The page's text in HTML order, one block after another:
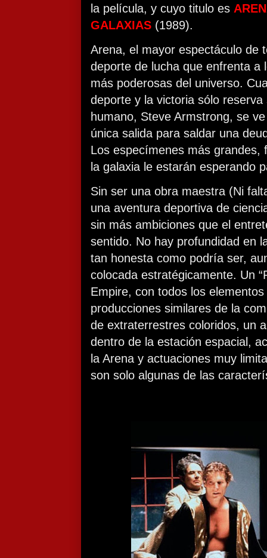
la película, y cuyo titulo es
GALAXIAS (1989).
Arena, el mayor espectáculo de
deporte de lucha que enfrenta a
más poderosas del universo.
deporte y la victoria sólo
humano, Steve Armstrong, se
única salida para saldar una
Los especímenes más grandes,
la galaxia le estarán esperando
Sin ser una obra maestra (Ni
una aventura deportiva de
sin más ambiciones que el
sentido. No hay profundidad en
tan honesta como podría ser,
colocada estratégicamente. Un
Empire, con todos los
producciones similares de la
de extraterrestres coloridos, un
dentro de la estación espacial,
la Arena y actuaciones muy
son solo algunas de las